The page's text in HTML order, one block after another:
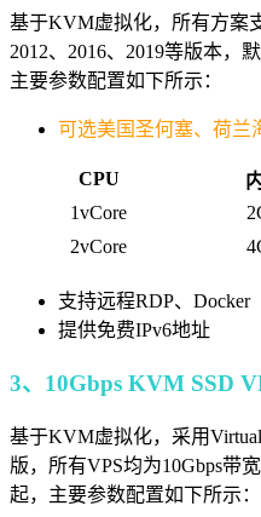
基于KVM虚拟化，所有方案支
2012、2016、2019等版本，
主要参数配置如下所示：
可选美国圣何塞、荷兰
CPU
1vCore
2vCore
支持远程RDP、Docker
提供免费IPv6地址
3、10Gbps KVM SSD
基于KVM虚拟化，采用
版，所有VPS均为10Gbps带
起，主要参数配置如下所示：